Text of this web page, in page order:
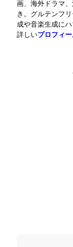
画、海外ドラマ
き。グルテンフ
成や音楽生成にハ
詳しいプロフィ